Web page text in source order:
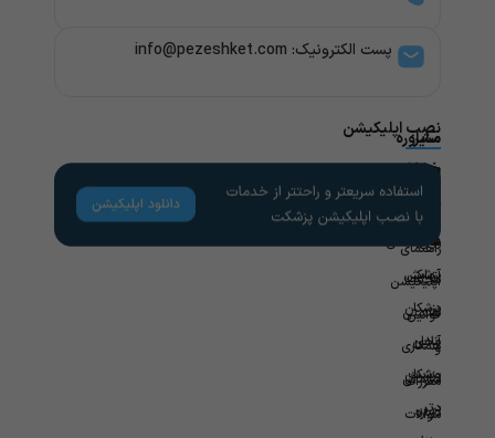
پست الکترونیک: info@pezeshket.com​
مشاوره
پزشکی
تخصص
های
پزشکی
پزشکان
آنلاین
پزشکان
برتر
سایر
خدمات
مشاوره
روانشناسی
آزمایش
در
محل
ویزیت
در
راهنمای
کاربران
راهنمای
اپلیکیشن
قوانین
و
مقررات
سوالات
لینک
های
مفید
مجله
سلامتی
همکاری
سازمانی
درباره
نصب اپلیکیشن